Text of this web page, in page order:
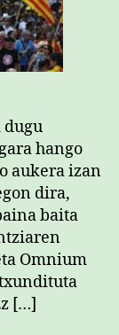
dugu
hango
aukera izan
dira,
baita
Omnium
[…]